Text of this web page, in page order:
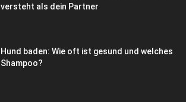
versteht als dein Partner
Hund baden: Wie oft ist gesund und welches
Shampoo?